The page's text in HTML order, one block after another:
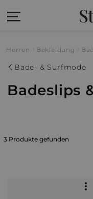
Herren Bekleidung
Bade- & Surfmode
Badeslips
3 Produkte gefunden